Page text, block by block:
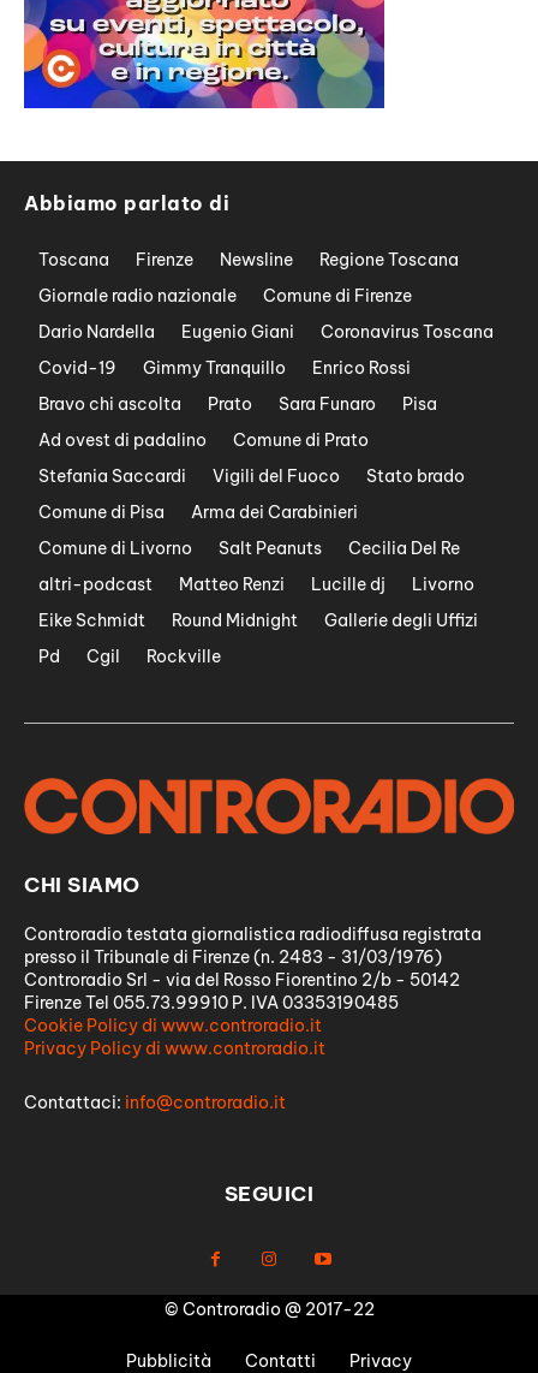
Abbiamo parlato di
Toscana Firenze Newsline
Regione Toscana
Giornale radio nazionale
Comune di Firenze
Dario Nardella
Eugenio Giani
Coronavirus Toscana
Covid-19
Gimmy Tranquillo
Enrico Rossi
Bravo chi ascolta
Prato Sara Funaro
Pisa
Ad ovest di padalino
Comune di Prato
Stefania Saccardi
Vigili del Fuoco
Stato brado
Comune di Pisa
Arma dei Carabinieri
Comune di Livorno
Salt Peanuts
Cecilia Del Re
altri-podcast
Matteo Renzi Lucille dj
Livorno
Eike Schmidt
Round Midnight
Gallerie degli Uffizi
Pd
Cgil Rockville
CHI SIAMO
Controradio testata giornalistica radiodiffusa registrata
presso il Tribunale di Firenze (n. 2483 - 31/03/1976)
Controradio Srl - via del Rosso Fiorentino 2/b - 50142
Firenze Tel 055.73.99910 P. IVA 03353190485
Cookie Policy di www.controradio.it
Privacy Policy di www.controradio.it
Contattaci: info@controradio.it
SEGUICI
© Controradio @ 2017-22
Pubblicità Contatti Privacy